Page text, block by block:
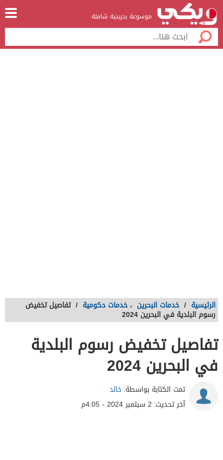
موسوعة بحرينية شاملة
الرئيسية / خدمات البحرين ، خدمات حكومية / تفاصيل تخفيض
رسوم البلدية في البحرين 2024
تفاصيل تخفيض رسوم البلدية
في البحرين 2024
تمت الكتابة بواسطة:خالد
آخر تحديث: 2 سبتمبر 2024 - 4:05م